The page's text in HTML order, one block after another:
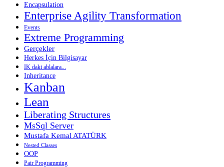
Encapsulation
Enterprise Agility Transformation
Events
Extreme Programming
Gerçekler
Herkes İçin Bilgisayar
IK daki ablalara...
Inheritance
Kanban
Lean
Liberating Structures
MsSql Server
Mustafa Kemal ATATÜRK
Nested Classes
OOP
Pair Programming